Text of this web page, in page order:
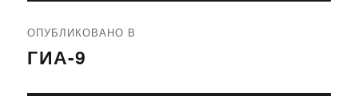
по
записям
ОПУБЛИКОВАНО В
ГИА-9